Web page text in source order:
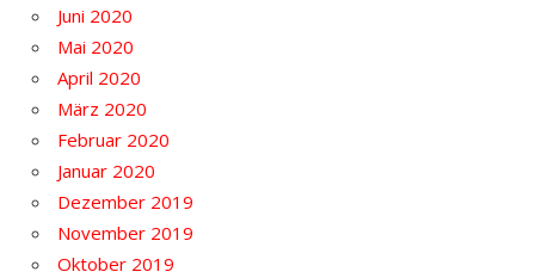
Juni 2020
Mai 2020
April 2020
März 2020
Februar 2020
Januar 2020
Dezember 2019
November 2019
Oktober 2019